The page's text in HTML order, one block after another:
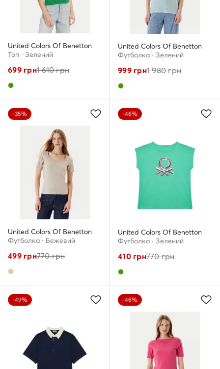
United Colors Of Benetton
Топ · Зелений
699грн1 610грн
United Colors Of Benetton
Футболка · Зелений
999грн1 980грн
-35%
United Colors Of Benetton
Футболка · Бежевий
499грн770грн
-46%
United Colors Of Benetton
Футболка · Зелений
410грн770грн
-49% -46%